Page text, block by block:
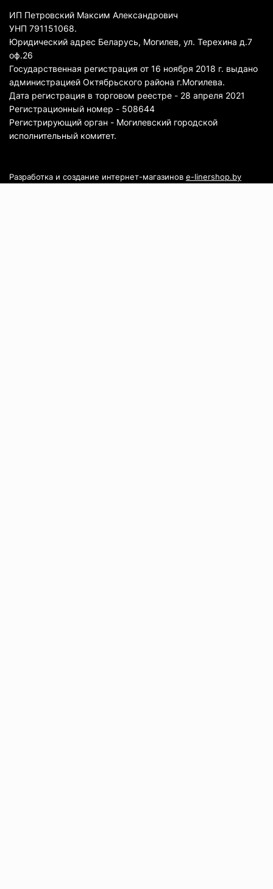
ИП Петровский Максим Александрович
УНП 791151068.
Юридический адрес Беларусь, Могилев, ул. Терехина д.7
оф.26
Государственная регистрация от 16 ноября 2018 г. выдано
администрацией Октябрьского района г.Могилева.
Дата регистрация в торговом реестре - 28 апреля 2021
Регистрационный номер - 508644
Регистрирующий орган - Могилевский городской
исполнительный комитет.
Разработка и создание интернет-магазинов e-linershop.by